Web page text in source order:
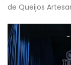
de Queijos